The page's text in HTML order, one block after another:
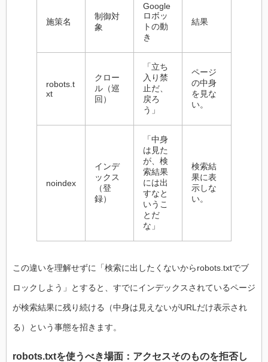
施策名
制御対
象
Google
ロボッ
トの動
き
結果
robots.t
xt
クロー
ル（巡
回）
「立ち
入り禁
止だ、
戻ろ
う」
ページ
の中身
を見な
い。
noindex
インデ
ックス
（登
録）
「中身
は見た
が、検
索結果
には出
すなと
いうこ
とだ
な」
検索結
果に表
示しな
い。
この違いを理解せずに「検索に出したくないからrobots.txtでブ
ロックしよう」とすると、すでにインデックスされているページ
が検索結果に残り続ける（中身は見えないがURLだけ表示され
る）という事態を招きます。
robots.txtを使うべき場面：アクセスそのものを拒否し